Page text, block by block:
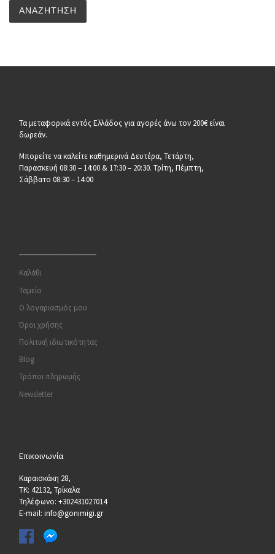
ΑΝΑΖΉΤΗΣΗ
Τα μεταφορικά εντός Ελλάδος για αγορές άνω τον 200€ είναι
δωρεάν.
Μπορείτε να καλείτε καθημερινά Δευτέρα, Τετάρτη,
Παρασκευή 08:30 – 14:00 & 17:30 – 20:30. Τρίτη, Πέμπτη,
Σάββατο 08:30 – 14:00
Καλάθι
Ταμείο
Ο λογαριασμός μου
Όροι χρήσης
Πολιτική ιδιωτικότητας
Blog
Τρόποι πληρωμής
Newsletter
Επικοινωνία
Καραισκάκη 28,
ΤΚ: 42132, Τρίκαλα
Τηλέφωνο: +302431027014
E-mail: info@gonimigi.gr